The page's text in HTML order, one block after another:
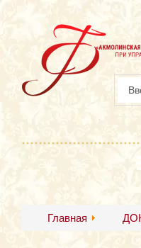
Главная